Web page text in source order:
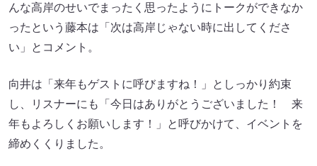
んな高岸のせいでまったく思ったようにトークができなか
ったという藤本は「次は高岸じゃない時に出してくださ
い」とコメント。
向井は「来年もゲストに呼びますね！」としっかり約束
し、リスナーにも「今日はありがとうございました！ 来
年もよろしくお願いします！」と呼びかけて、イベントを
締めくくりました。